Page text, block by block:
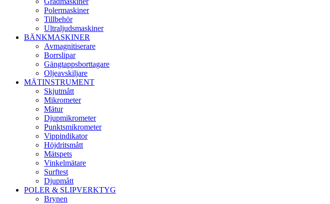
Polermaskiner
Tillbehör
Ultraljudsmaskiner
BÄNKMASKINER
Avmagnitiserare
Borrslipar
Gängtappsborttagare
Oljeavskiljare
MÄTINSTRUMENT
Skjutmått
Mikrometer
Mätur
Djupmikrometer
Punktsmikrometer
Vippindikator
Höjdritsmått
Mätspets
Vinkelmätare
Surftest
Djupmått
POLER & SLIPVERKTYG
Brynen